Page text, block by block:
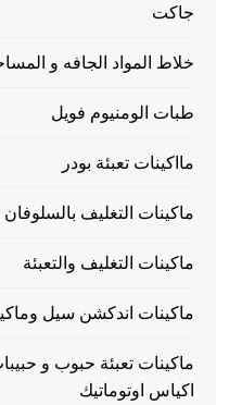
جاكت
خلاط المواد الجافه و
طبات الومنيوم فويل
مااكينات تعبئة بودر
ماكينات التغليف بالسلوفان
ماكينات التغليف والتعبئة
ماكينات اندكشن سيل
ماكينات تعبئة حبوب و
اكياس اوتوماتيك